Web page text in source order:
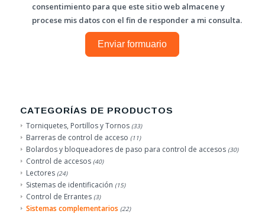
consentimiento para que este sitio web almacene y
procese mis datos con el fin de responder a mi consulta.
Enviar formuario
CATEGORÍAS DE PRODUCTOS
Torniquetes, Portillos y Tornos (33)
Barreras de control de acceso (11)
Bolardos y bloqueadores de paso para control de accesos (30)
Control de accesos (40)
Lectores (24)
Sistemas de identificación (15)
Control de Errantes (3)
Sistemas complementarios (22)